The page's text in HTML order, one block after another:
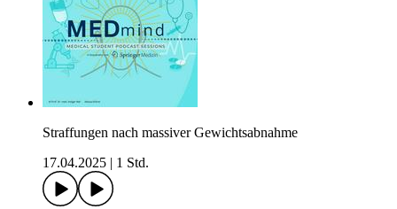
Straffungen nach massiver Gewichtsabnahme
17.04.2025
1 Std.